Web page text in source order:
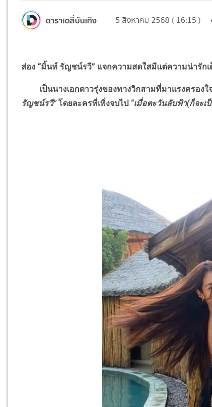
ดาราเดลี่บันเทิง 5 สิงหาคม 2568 ( 16:15 )
ส่อง “มิ้นท์ รัญชน์รวี” แจกความสดใสมีแต่ความน่ารัก
เป็นนางเอกดาวรุ่งของทางวิกสามที่มาแรงครอง
รัญชน์รวี”โดยละครที่เพิ่งจบไป “เมื่อตะวันลับฟ้า(ก็จะเ